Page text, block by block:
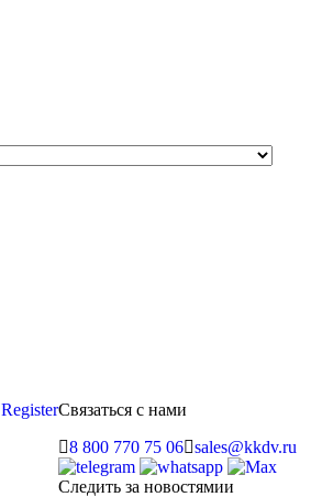
Связаться с нами
8 800 770 75 06 sales@kkdv.ru
Следить за новостямии
Register